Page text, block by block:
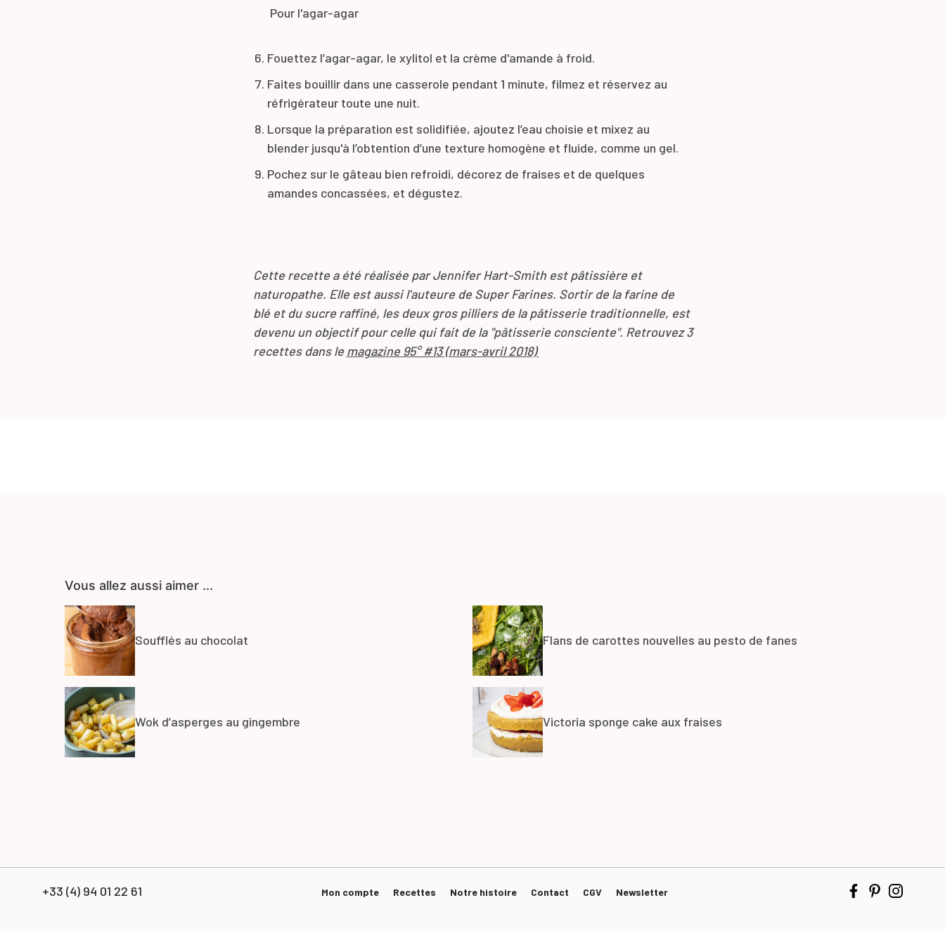
Pour l'agar-agar
Fouettez l’agar-agar, le xylitol et la crème d'amande à froid.
Faites bouillir dans une casserole pendant 1 minute, filmez et réservez au
réfrigérateur toute une nuit.
Lorsque la préparation est solidifiée, ajoutez l’eau choisie et mixez au
blender jusqu'à l’obtention d’une texture homogène et fluide, comme un gel.
Pochez sur le gâteau bien refroidi, décorez de fraises et de quelques
amandes concassées, et dégustez.
Cette recette a été réalisée par Jennifer Hart-Smith est pâtissière et
naturopathe. Elle est aussi l'auteure de Super Farines. Sortir de la farine de
blé et du sucre raffiné, les deux gros pilliers de la pâtisserie traditionnelle, est
devenu un objectif pour celle qui fait de la "pâtisserie consciente". Retrouvez 3
recettes dans le magazine 95° #13 (mars-avril 2018)
Vous allez aussi aimer ...
Soufflés au chocolat Flans de carottes nouvelles au pesto de fanes
Wok d’asperges au gingembre Victoria sponge cake aux fraises
+33 (4) 94 01 22 61 Mon compte Recettes Notre histoire Contact CGV Newsletter